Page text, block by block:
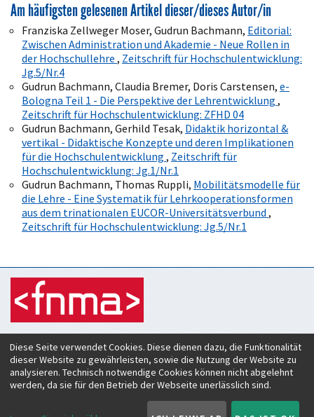
Am häufigsten gelesenen Artikel dieser/dieses Autor/in
Franziska Zellweger Moser, Gudrun Bachmann, Editorial:
Zwischen Administration und Akademie - Neue Rollen in
der Hochschullehre , Zeitschrift für Hochschulentwicklung:
Jg.5/Nr.4
Gudrun Bachmann, Claudia Bremer, Doris Carstensen, e-
Bologna Teil 1 - Die Perspektive der Lehrentwicklung ,
Zeitschrift für Hochschulentwicklung: ZFHD 04
Gudrun Bachmann, Gerhild Tesak, Didaktik horizontal &
vertikal - Didaktische Konzepte und deren Implikationen
für die Hochschulentwicklung , Zeitschrift für
Hochschulentwicklung: Jg.1/Nr.1
Gudrun Bachmann, Thomas Ruppli, Mobilitätsmodelle für
die Lehre - Eine Systematik für Lehrkooperationsformen
aus dem trinationalen EUCOR-Universitätsverbund ,
Zeitschrift für Hochschulentwicklung: Jg.5/Nr.1
Zeitschrift für Hochschulentwicklung
c/o Verein Forum neue Medien in der Lehre Austria
Rheinstraße 27
A-6890 Lustenau
ISSN:2219-6994
Diese Seite verwendet Cookies. Diese dienen dazu, die Funktionalität
dieser Website zu gewährleisten, sowie die Nutzung der Website zu
analysieren. Technisch notwendige Cookies können nicht abgelehnt
werden, da sie für den Betrieb der Webseite unerlässlich sind.